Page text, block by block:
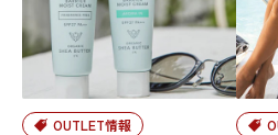
OUTLET情報